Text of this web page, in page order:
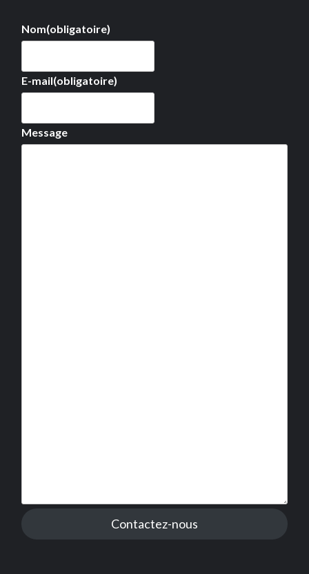
Nom(obligatoire)
E-mail(obligatoire)
Message
Contactez-nous